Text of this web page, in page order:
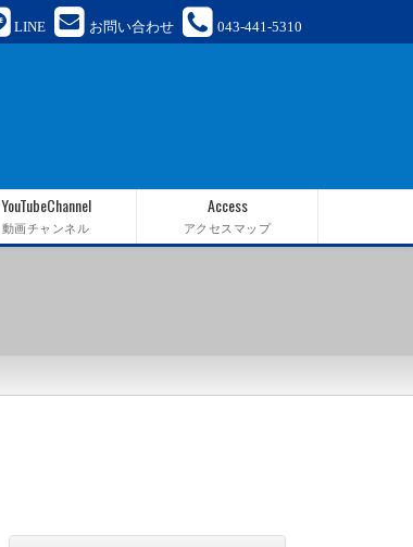
LINE お問い合わせ 043-441-5310
YouTubeChannel
動画チャンネル
Access
アクセスマップ